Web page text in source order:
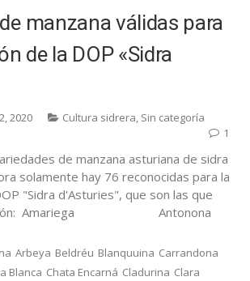
manzana válidas para
de la DOP «Sidra
2020 Cultura sidrera, Sin categoría
1
de manzana asturiana de sidra
solamente hay 76 reconocidas para la
"Sidra d'Asturies", que son las que
Amariega Antonona
Arbeya Beldréu Blanquuina Carrandona
Blanca Chata Encarná Cladurina Clara